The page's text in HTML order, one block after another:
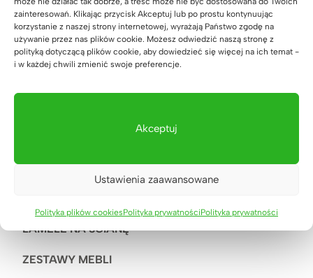
zainteresowań. Klikając przycisk Akceptuj lub po prostu kontynuując
korzystanie z naszej strony internetowej, wyrażają Państwo zgodę na
używanie przez nas plików cookie. Możesz odwiedzić naszą stronę z
polityką dotyczącą plików cookie, aby dowiedzieć się więcej na ich temat -
i w każdej chwili zmienić swoje preferencje.
Akceptuj
Ustawienia zaawansowane
Polityka plików cookiesPolityka prywatnościPolityka prywatności
SZAFKI RTV
SZAFKI NOCNE
FOTEL BIUROWY
STOŁY I STOLIKI KAWOWE
LAMELE NA ŚCIANĘ
ZESTAWY MEBLI